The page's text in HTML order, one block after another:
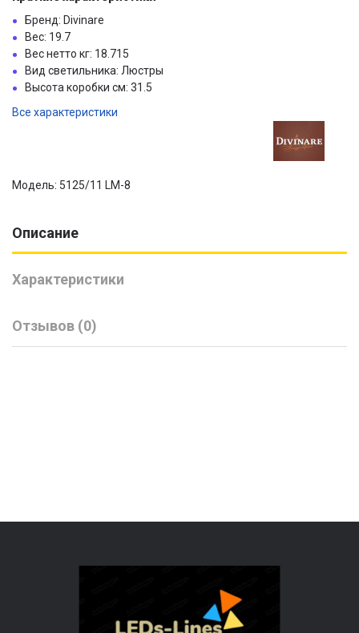
Бренд: Divinare
Вес: 19.7
Вес нетто кг: 18.715
Вид светильника: Люстры
Высота коробки см: 31.5
Все характеристики
Модель: 5125/11 LM-8
Описание
Характеристики
Отзывов (0)